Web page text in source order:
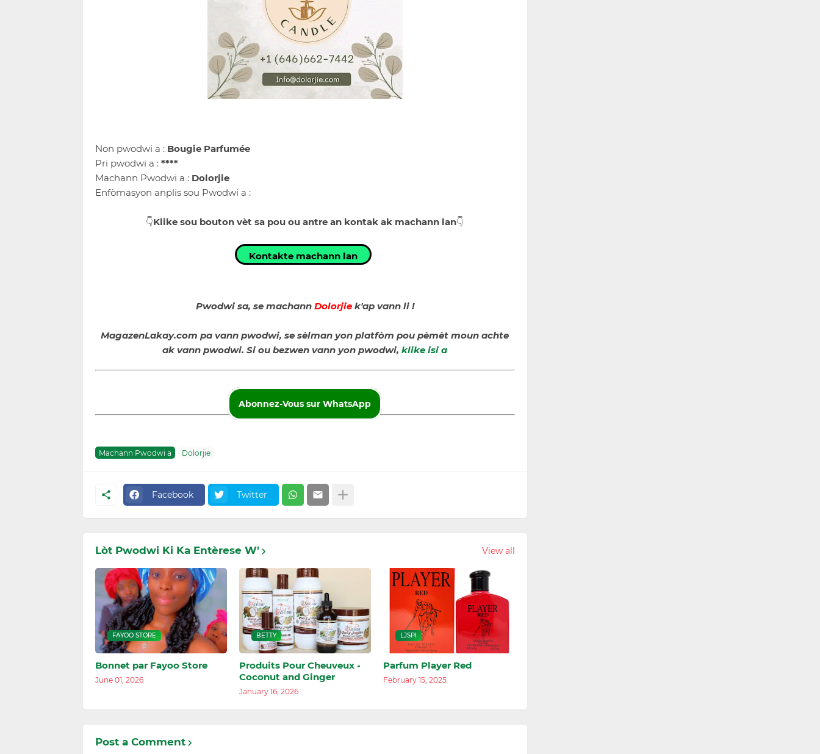
Non pwodwi a : Bougie Parfumée
Pri pwodwi a : ****
Machann Pwodwi a : Dolorjie
Enfòmasyon anplis sou Pwodwi a :
👇Klike sou bouton vèt sa pou ou antre an kontak ak machann lan👇
Kontakte machann lan
Pwodwi sa, se machann Dolorjiek'ap vann li !
MagazenLakay.com pa vann pwodwi, se sèlman yon platfòm pou pèmèt moun achte
ak vann pwodwi. Si ou bezwen vann yon pwodwi, klike isi a
Abonnez-Vous sur WhatsApp
Machann Pwodwi a Dolorjie
Facebook Twitter
Lòt Pwodwi Ki Ka Entèrese W' View all
FAYOO STORE
Bonnet par Fayoo Store
June 01, 2026
BETTY
Produits Pour Cheuveux -
Coconut and Ginger
January 16, 2026
LJSPI
Parfum Player Red
February 15, 2025
Post a Comment